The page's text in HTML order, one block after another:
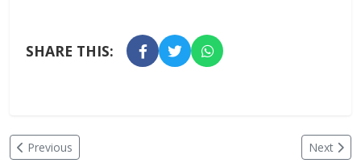
SHARE THIS:
Previous Next